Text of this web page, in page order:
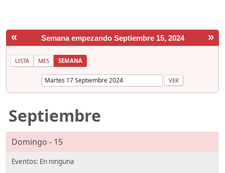
« »
Semana empezando Septiembre 15, 2024
LISTA MES SEMANA
Septiembre
Domingo - 15